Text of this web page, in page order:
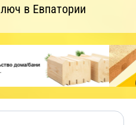
в Евпатории